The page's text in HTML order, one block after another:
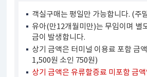
객실구매는 평일만 가능합니다. (주
유아(만12개월미만)는 무임이며 별
금이 발생합니다.
상기 금액은 터미널 이용료 포함 금
1,500원 소인 750원)
상기 금액은 유류할증료 미포함 금